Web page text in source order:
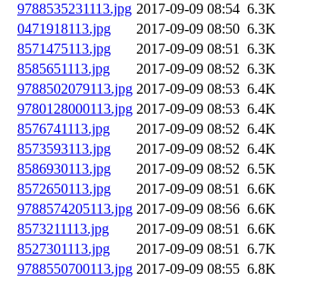
9788535231113.jpg 2017-09-09 08:54 6.3K
0471918113.jpg
2017-09-09 08:50 6.3K
8571475113.jpg
2017-09-09 08:51 6.3K
8585651113.jpg
2017-09-09 08:52 6.3K
9788502079113.jpg 2017-09-09 08:53 6.4K
9780128000113.jpg 2017-09-09 08:53 6.4K
8576741113.jpg
2017-09-09 08:52 6.4K
8573593113.jpg
2017-09-09 08:52 6.4K
8586930113.jpg
2017-09-09 08:52 6.5K
8572650113.jpg
2017-09-09 08:51 6.6K
9788574205113.jpg 2017-09-09 08:56 6.6K
8573211113.jpg
2017-09-09 08:51 6.6K
8527301113.jpg
2017-09-09 08:51 6.7K
9788550700113.jpg 2017-09-09 08:55 6.8K